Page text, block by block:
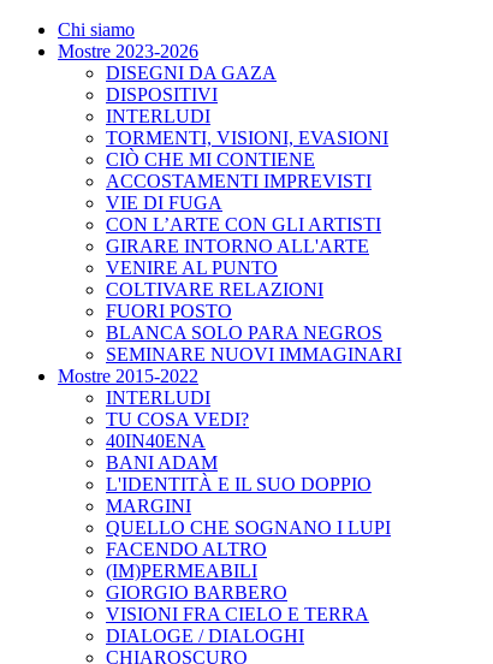
Chi siamo
Mostre 2023-2026
DISEGNI DA GAZA
DISPOSITIVI
INTERLUDI
TORMENTI, VISIONI, EVASIONI
CIÒ CHE MI CONTIENE
ACCOSTAMENTI IMPREVISTI
VIE DI FUGA
CON L’ARTE CON GLI ARTISTI
GIRARE INTORNO ALL'ARTE
VENIRE AL PUNTO
COLTIVARE RELAZIONI
FUORI POSTO
BLANCA SOLO PARA NEGROS
SEMINARE NUOVI IMMAGINARI
Mostre 2015-2022
INTERLUDI
TU COSA VEDI?
40IN40ENA
BANI ADAM
L'IDENTITÀ E IL SUO DOPPIO
MARGINI
QUELLO CHE SOGNANO I LUPI
FACENDO ALTRO
(IM)PERMEABILI
GIORGIO BARBERO
VISIONI FRA CIELO E TERRA
DIALOGE / DIALOGHI
CHIAROSCURO